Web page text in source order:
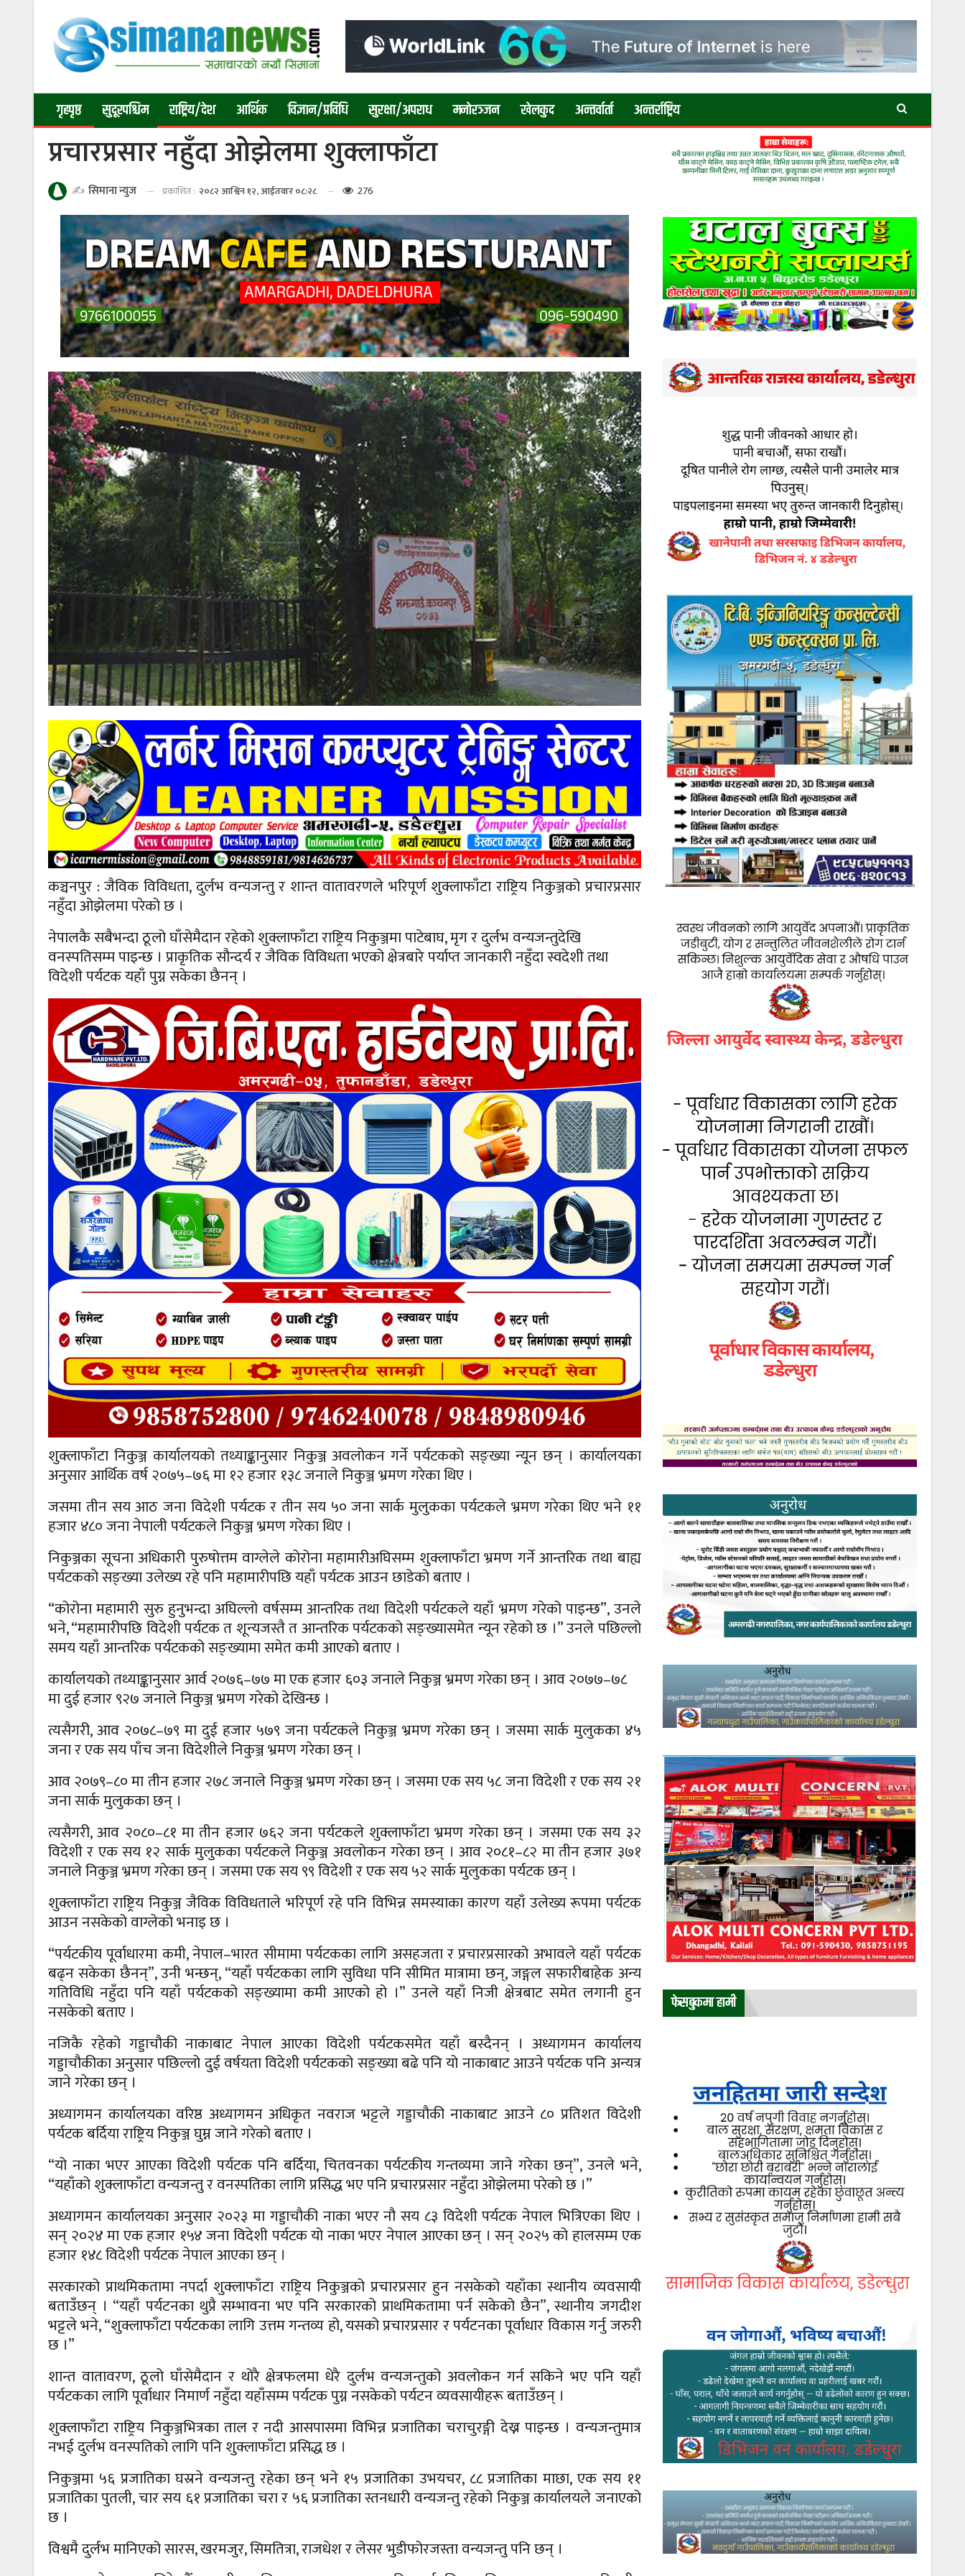
गृहपृष्ठ सुदूरपश्चिम राष्ट्रिय/देश आर्थिक विज्ञान/प्रविधि सुरक्षा/अपराध मनाेरञ्जन खेलकुद अन्तर्वार्ता अन्तर्राष्ट्रिय
प्रचारप्रसार नहुँदा ओझेलमा शुक्लाफाँटा
✍️ सिमाना न्युज प्रकाशित : २०८२ आश्विन १२, आईतवार ०८:२८ 276
कञ्चनपुर : जैविक विविधता, दुर्लभ वन्यजन्तु र शान्त वातावरणले भरिपूर्ण शुक्लाफाँटा राष्ट्रिय निकुञ्जको प्रचारप्रसार
नहुँदा ओझेलमा परेको छ ।
नेपालकै सबैभन्दा ठूलो घाँसेमैदान रहेको शुक्लाफाँटा राष्ट्रिय निकुञ्जमा पाटेबाघ, मृग र दुर्लभ वन्यजन्तुदेखि
वनस्पतिसम्म पाइन्छ । प्राकृतिक सौन्दर्य र जैविक विविधता भएको क्षेत्रबारे पर्याप्त जानकारी नहुँदा स्वदेशी तथा
विदेशी पर्यटक यहाँ पुग्न सकेका छैनन् ।
शुक्लाफाँटा निकुञ्ज कार्यालयको तथ्याङ्कानुसार निकुञ्ज अवलोकन गर्ने पर्यटकको सङ्ख्या न्यून छन् । कार्यालयका
अनुसार आर्थिक वर्ष २०७५–७६ मा १२ हजार १३८ जनाले निकुञ्ज भ्रमण गरेका थिए ।
जसमा तीन सय आठ जना विदेशी पर्यटक र तीन सय ५० जना सार्क मुलुकका पर्यटकले भ्रमण गरेका थिए भने ११
हजार ४८० जना नेपाली पर्यटकले निकुञ्ज भ्रमण गरेका थिए ।
निकुञ्जका सूचना अधिकारी पुरुषोत्तम वाग्लेले कोरोना महामारीअघिसम्म शुक्लाफाँटा भ्रमण गर्ने आन्तरिक तथा बाह्य
पर्यटकको सङ्ख्या उलेख्य रहे पनि महामारीपछि यहाँ पर्यटक आउन छाडेको बताए ।
“कोरोना महामारी सुरु हुनुभन्दा अघिल्लो वर्षसम्म आन्तरिक तथा विदेशी पर्यटकले यहाँ भ्रमण गरेको पाइन्छ”, उनले
भने, “महामारीपछि विदेशी पर्यटक त शून्यजस्तै त आन्तरिक पर्यटकको सङ्ख्यासमेत न्यून रहेको छ ।” उनले पछिल्लो
समय यहाँ आन्तरिक पर्यटकको सङ्ख्यामा समेत कमी आएको बताए ।
कार्यालयको तथ्याङ्कानुसार आर्व २०७६–७७ मा एक हजार ६०३ जनाले निकुञ्ज भ्रमण गरेका छन् । आव २०७७–७८
मा दुई हजार ९२७ जनाले निकुञ्ज भ्रमण गरेको देखिन्छ ।
त्यसैगरी, आव २०७८–७९ मा दुई हजार ५७९ जना पर्यटकले निकुञ्ज भ्रमण गरेका छन् । जसमा सार्क मुलुकका ४५
जना र एक सय पाँच जना विदेशीले निकुञ्ज भ्रमण गरेका छन् ।
आव २०७९–८० मा तीन हजार २७८ जनाले निकुञ्ज भ्रमण गरेका छन् । जसमा एक सय ५८ जना विदेशी र एक सय २१
जना सार्क मुलुकका छन् ।
त्यसैगरी, आव २०८०–८१ मा तीन हजार ७६२ जना पर्यटकले शुक्लाफाँटा भ्रमण गरेका छन् । जसमा एक सय ३२
विदेशी र एक सय १२ सार्क मुलुकका पर्यटकले निकुञ्ज अवलोकन गरेका छन् । आव २०८१–८२ मा तीन हजार ३७१
जनाले निकुञ्ज भ्रमण गरेका छन् । जसमा एक सय ९९ विदेशी र एक सय ५२ सार्क मुलुकका पर्यटक छन् ।
शुक्लाफाँटा राष्ट्रिय निकुञ्ज जैविक विविधताले भरिपूर्ण रहे पनि विभिन्न समस्याका कारण यहाँ उलेख्य रूपमा पर्यटक
आउन नसकेको वाग्लेको भनाइ छ ।
“पर्यटकीय पूर्वाधारमा कमी, नेपाल–भारत सीमामा पर्यटकका लागि असहजता र प्रचारप्रसारको अभावले यहाँ पर्यटक
बढ्न सकेका छैनन्”, उनी भन्छन्, “यहाँ पर्यटकका लागि सुविधा पनि सीमित मात्रामा छन्, जङ्गल सफारीबाहेक अन्य
गतिविधि नहुँदा पनि यहाँ पर्यटकको सङ्ख्यामा कमी आएको हो ।” उनले यहाँ निजी क्षेत्रबाट समेत लगानी हुन
नसकेको बताए ।
नजिकै रहेको गड्डाचौकी नाकाबाट नेपाल आएका विदेशी पर्यटकसमेत यहाँ बस्दैनन् । अध्यागमन कार्यालय
गड्डाचौकीका अनुसार पछिल्लो दुई वर्षयता विदेशी पर्यटकको सङ्ख्या बढे पनि यो नाकाबाट आउने पर्यटक पनि अन्यत्र
जाने गरेका छन् ।
अध्यागमन कार्यालयका वरिष्ठ अध्यागमन अधिकृत नवराज भट्टले गड्डाचौकी नाकाबाट आउने ८० प्रतिशत विदेशी
पर्यटक बर्दिया राष्ट्रिय निकुञ्ज घुम्न जाने गरेको बताए ।
“यो नाका भएर आएका विदेशी पर्यटक पनि बर्दिया, चितवनका पर्यटकीय गन्तव्यमा जाने गरेका छन्”, उनले भने,
“यहाँको शुक्लाफाँटा वन्यजन्तु र वनस्पतिका लागि प्रसिद्ध भए पनि प्रचारप्रसार नहुँदा ओझेलमा परेको छ ।”
अध्यागमन कार्यालयका अनुसार २०२३ मा गड्डाचौकी नाका भएर नौ सय ८३ विदेशी पर्यटक नेपाल भित्रिएका थिए ।
सन् २०२४ मा एक हजार १५४ जना विदेशी पर्यटक यो नाका भएर नेपाल आएका छन् । सन् २०२५ को हालसम्म एक
हजार १४८ विदेशी पर्यटक नेपाल आएका छन् ।
सरकारको प्राथमिकतामा नपर्दा शुक्लाफाँटा राष्ट्रिय निकुञ्जको प्रचारप्रसार हुन नसकेको यहाँका स्थानीय व्यवसायी
बताउँछन् । “यहाँ पर्यटनका थुप्रै सम्भावना भए पनि सरकारको प्राथमिकतामा पर्न सकेको छैन”, स्थानीय जगदीश
भट्टले भने, “शुक्लाफाँटा पर्यटकका लागि उत्तम गन्तव्य हो, यसको प्रचारप्रसार र पर्यटनका पूर्वाधार विकास गर्नु जरुरी
छ ।”
शान्त वातावरण, ठूलो घाँसेमैदान र थोरै क्षेत्रफलमा धेरै दुर्लभ वन्यजन्तुको अवलोकन गर्न सकिने भए पनि यहाँ
पर्यटकका लागि पूर्वाधार निमार्ण नहुँदा यहाँसम्म पर्यटक पुग्न नसकेको पर्यटन व्यवसायीहरू बताउँछन् ।
शुक्लाफाँटा राष्ट्रिय निकुञ्जभित्रका ताल र नदी आसपासमा विभिन्न प्रजातिका चराचुरङ्गी देख्न पाइन्छ । वन्यजन्तुमात्र
नभई दुर्लभ वनस्पतिको लागि पनि शुक्लाफाँटा प्रसिद्ध छ ।
निकुञ्जमा ५६ प्रजातिका घस्रने वन्यजन्तु रहेका छन् भने १५ प्रजातिका उभयचर, ८८ प्रजातिका माछा, एक सय ११
प्रजातिका पुतली, चार सय ६१ प्रजातिका चरा र ५६ प्रजातिका स्तनधारी वन्यजन्तु रहेको निकुञ्ज कार्यालयले जनाएको
छ ।
विश्वमै दुर्लभ मानिएको सारस, खरमजुर, सिमतित्रा, राजधेश र लेसर भुडीफोरजस्ता वन्यजन्तु पनि छन् ।
फेसबुकमा हामी